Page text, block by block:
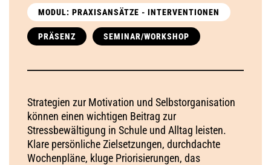
MODUL: PRAXISANSÄTZE - INTERVENTIONEN
PRÄSENZ SEMINAR/WORKSHOP
Strategien zur Motivation und Selbstorganisation
können einen wichtigen Beitrag zur
Stressbewältigung in Schule und Alltag leisten.
Klare persönliche Zielsetzungen, durchdachte
Wochenpläne, kluge Priorisierungen, das